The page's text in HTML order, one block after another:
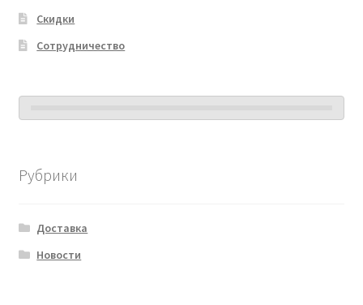
Скидки
Сотрудничество
Рубрики
Доставка
Новости